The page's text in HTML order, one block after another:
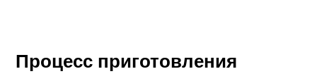
Процесс приготовления